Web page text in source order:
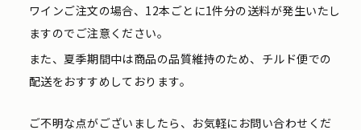
ワインご注文の場合、12本ごとに1件分の送料が発生いたし
ますのでご注意ください。
また、夏季期間中は商品の品質維持のため、チルド便での
配送をおすすめしております。
ご不明な点がございましたら、お気軽にお問い合わせくだ